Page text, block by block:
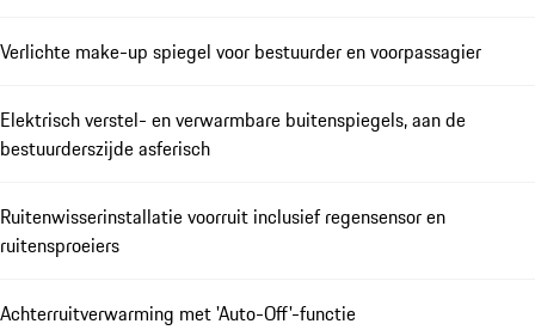
Verlichte make-up spiegel voor bestuurder en voorpassagier
Elektrisch verstel- en verwarmbare buitenspiegels, aan de
bestuurderszijde asferisch
Ruitenwisserinstallatie voorruit inclusief regensensor en
ruitensproeiers
Achterruitverwarming met 'Auto-Off'-functie